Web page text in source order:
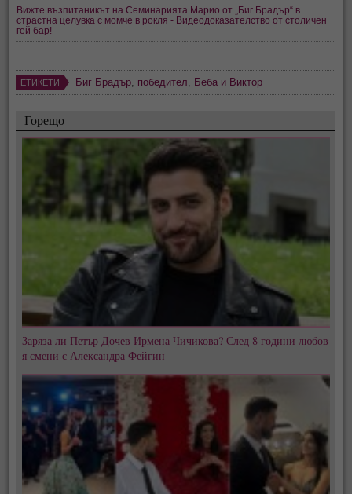
Вижте възпитаникът на Семинарията Марио от „Биг Брадър“ в
страстна целувка с момче в рокля - Видеодоказателство от столичен
гей бар!
ЕТИКЕТИ Биг Брадър, победител, Беба и Виктор
Горещо
Заряза ли Петър Дочев Ирмена Чичикова? След 8 години любов
я смени с Александра Фейгин